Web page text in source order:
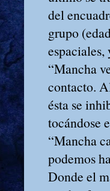
del
grupo
“Mancha
contacto.
ésta se
tocándose
“Mancha
podemos
Donde el